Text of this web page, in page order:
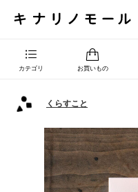
カテゴリ お買いもの
くらすこと